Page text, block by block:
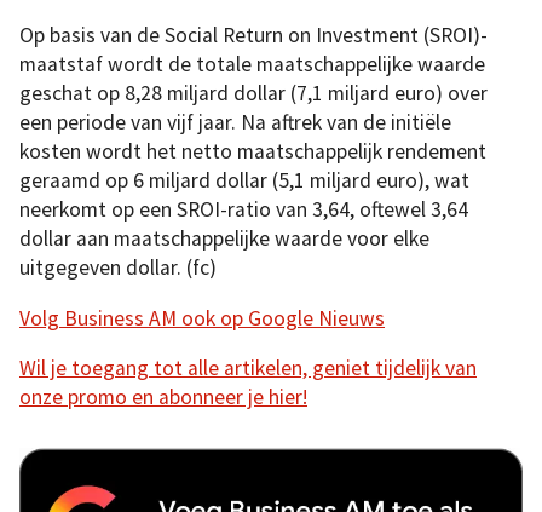
Op basis van de Social Return on Investment (SROI)-
maatstaf wordt de totale maatschappelijke waarde
geschat op 8,28 miljard dollar (7,1 miljard euro) over
een periode van vijf jaar. Na aftrek van de initiële
kosten wordt het netto maatschappelijk rendement
geraamd op 6 miljard dollar (5,1 miljard euro), wat
neerkomt op een SROI-ratio van 3,64, oftewel 3,64
dollar aan maatschappelijke waarde voor elke
uitgegeven dollar. (fc)
Volg Business AM ook op Google Nieuws
Wil je toegang tot alle artikelen, geniet tijdelijk van
onze promo en abonneer je hier!